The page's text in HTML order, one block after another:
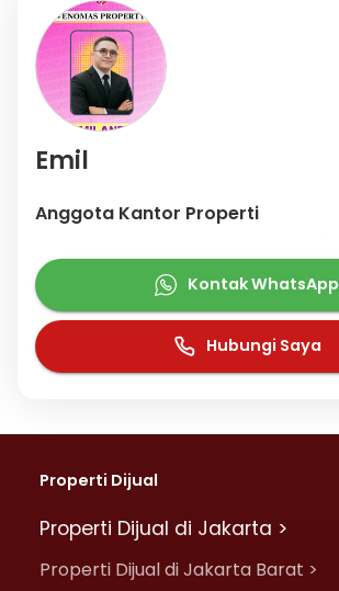
Emil
Anggota Kantor Properti
Kontak WhatsApp
Hubungi Saya
Properti Dijual
Properti Dijual di Jakarta >
Properti Dijual di Jakarta Barat >